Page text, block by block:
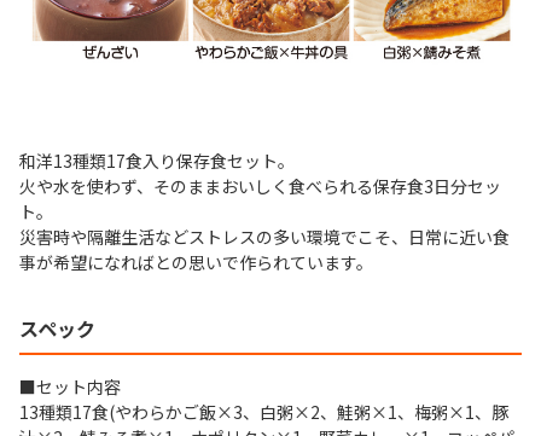
和洋13種類17食入り保存食セット。
火や水を使わず、そのままおいしく食べられる保存食3日分セッ
ト。
災害時や隔離生活などストレスの多い環境でこそ、日常に近い食
事が希望になればとの思いで作られています。
スペック
■セット内容
13種類17食(やわらかご飯×3、白粥×2、鮭粥×1、梅粥×1、豚